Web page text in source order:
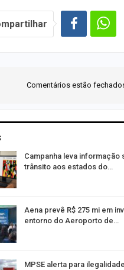
Comentários estão
Campanha leva informação
trânsito aos estados do…
Aena prevê R$ 275 mi em
entorno do Aeroporto de…
MPSE alerta para